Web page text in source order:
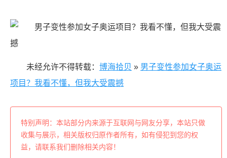
未经允许不得转载： 博海拾贝 » 男子变性参加女子奥运
项目？我看不懂，但我大受震撼
特别声明：本站部分内来源于互联网与网友分享，本站只做
收集与展示，相关版权归原作者所有，如有侵犯到您的权
益，请联系我们删除相关内容！